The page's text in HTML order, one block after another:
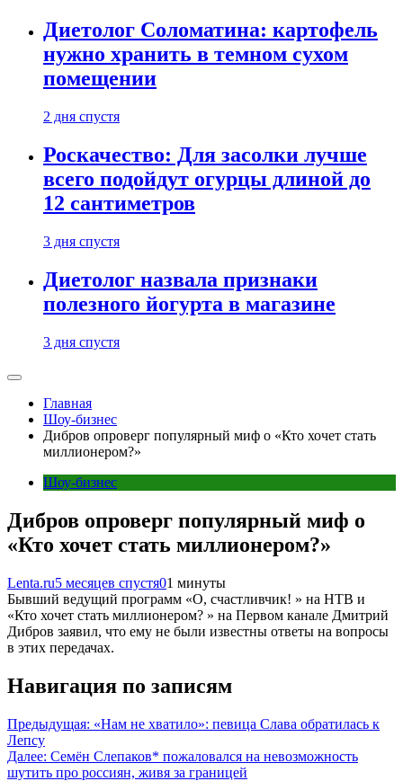
Диетолог Соломатина: картофель
нужно хранить в темном сухом
помещении
2 дня спустя
Роскачество: Для засолки лучше
всего подойдут огурцы длиной до
12 сантиметров
3 дня спустя
Диетолог назвала признаки
полезного йогурта в магазине
3 дня спустя
Главная
Шоу-бизнес
Дибров опроверг популярный миф о «Кто хочет стать
миллионером?»
Шоу-бизнес
Дибров опроверг популярный миф о
«Кто хочет стать миллионером?»
Lenta.ru5 месяцев спустя01 минуты
Бывший ведущий программ «О, счастливчик! » на НТВ и
«Кто хочет стать миллионером? » на Первом канале Дмитрий
Дибров заявил, что ему не были известны ответы на вопросы
в этих передачах.
Навигация по записям
Предыдущая: «Нам не хватило»: певица Слава обратилась к
Лепсу
Далее: Семён Слепаков* пожаловался на невозможность
шутить про россиян, живя за границей